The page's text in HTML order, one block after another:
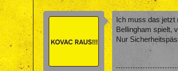
Ich muss das jetzt
Bellingham spielt,
Nur